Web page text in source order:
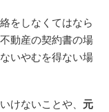
をしなくてはなら
動産の契約書の場
いやむを得ない場
けないことや、 元